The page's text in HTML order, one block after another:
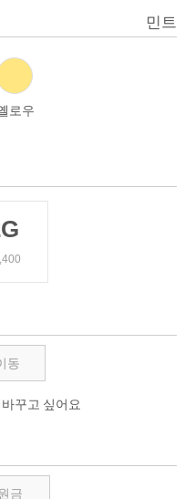
민트
로우
동
꾸고 싶어요
금